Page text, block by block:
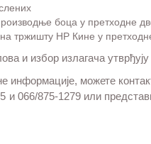
боца у претходне
тржишту НР Кине у
и избор излагача
информације, можете
и 066/875-1279 или